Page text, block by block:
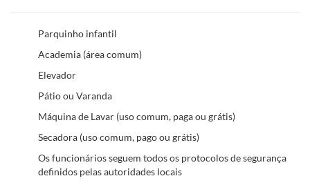
Parquinho infantil
Academia (área comum)
Elevador
Pátio ou Varanda
Máquina de Lavar (uso comum, paga ou grátis)
Secadora (uso comum, pago ou grátis)
Os funcionários seguem todos os protocolos de segurança
definidos pelas autoridades locais